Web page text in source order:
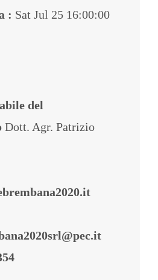
: Sat Jul 25 16:00:00
del
Dott. Agr. Patrizio